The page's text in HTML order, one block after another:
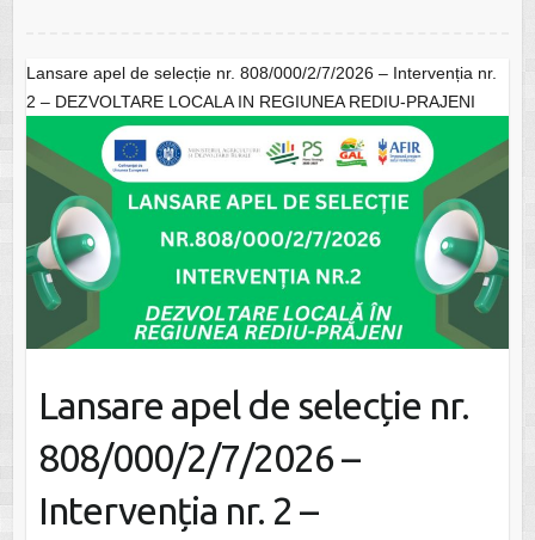
Lansare apel de selecție nr. 808/000/2/7/2026 – Intervenția nr.
2 – DEZVOLTARE LOCALA IN REGIUNEA REDIU-PRAJENI
Lansare apel de selecție nr.
808/000/2/7/2026 –
Intervenția nr. 2 –